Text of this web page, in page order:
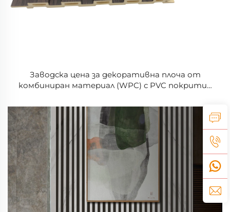
Заводска цена за декоративна плоча от
комбиниран материал (WPC) с PVC покритие